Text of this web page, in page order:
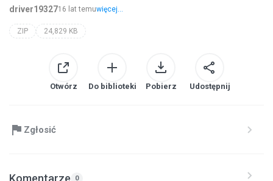
driver1932716 lat temuwięcej...
ZIP 24,829 KB
Otwórz Do biblioteki Pobierz Udostępnij
Zgłosić
Komentarze 0